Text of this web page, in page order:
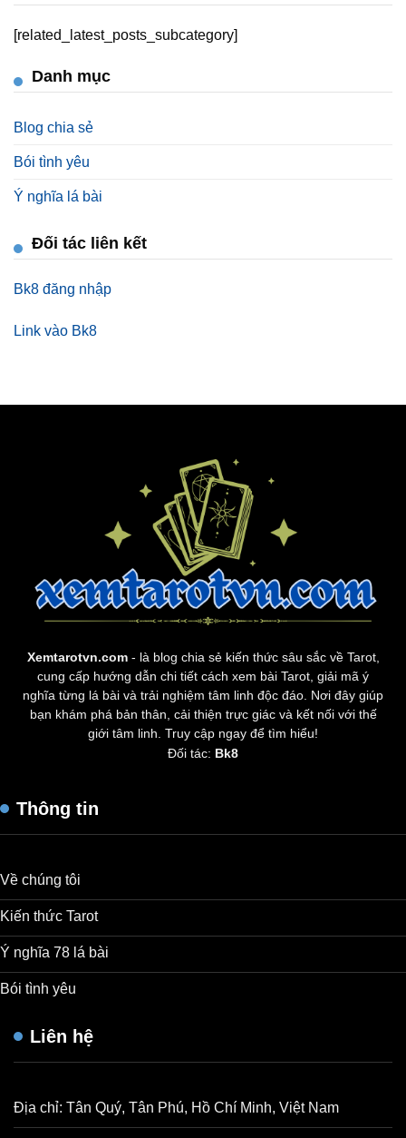
[related_latest_posts_subcategory]
Danh mục
Blog chia sẻ
Bói tình yêu
Ý nghĩa lá bài
Đối tác liên kết
Bk8 đăng nhập
Link vào Bk8
Xemtarotvn.com- là blog chia sẻ kiến thức sâu sắc về Tarot,
cung cấp hướng dẫn chi tiết cách xem bài Tarot, giải mã ý
nghĩa từng lá bài và trải nghiệm tâm linh độc đáo. Nơi đây giúp
bạn khám phá bản thân, cải thiện trực giác và kết nối với thế
giới tâm linh. Truy cập ngay để tìm hiểu!
Đối tác: Bk8
Thông tin
Về chúng tôi
Kiến thức Tarot
Ý nghĩa 78 lá bài
Bói tình yêu
Liên hệ
Địa chỉ: Tân Quý, Tân Phú, Hồ Chí Minh, Việt Nam